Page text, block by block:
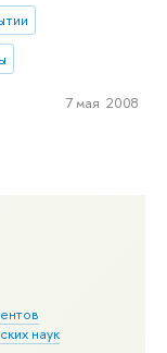
наук
7 мая 2008